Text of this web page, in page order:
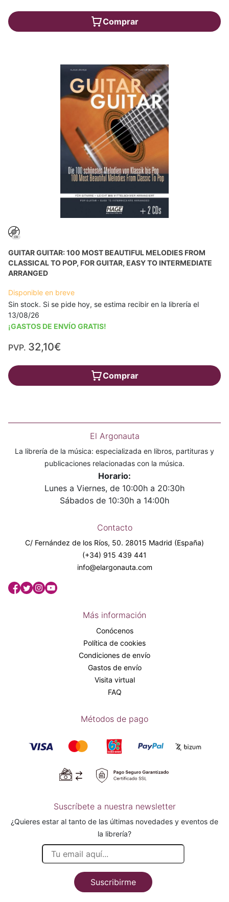
Comprar
GUITAR GUITAR: 100 MOST BEAUTIFUL MELODIES FROM
CLASSICAL TO POP, FOR GUITAR, EASY TO INTERMEDIATE
ARRANGED
Disponible en breve
Sin stock. Si se pide hoy, se estima recibir en la librería el
13/08/26
¡GASTOS DE ENVÍO GRATIS!
PVP. 32,10€
Comprar
El Argonauta
La librería de la música: especializada en libros, partituras y
publicaciones relacionadas con la música.
Horario:
Lunes a Viernes, de 10:00h a 20:30h
Sábados de 10:30h a 14:00h
Contacto
C/ Fernández de los Ríos, 50. 28015 Madrid (España)
(+34) 915 439 441
info@elargonauta.com
Más información
Conócenos
Política de cookies
Condiciones de envío
Gastos de envío
Visita virtual
FAQ
Métodos de pago
Suscríbete a nuestra newsletter
¿Quieres estar al tanto de las últimas novedades y eventos de
la librería?
Suscribirme